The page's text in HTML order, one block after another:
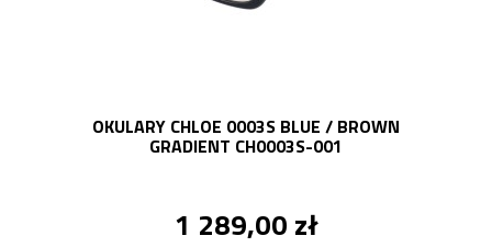
OKULARY CHLOE 0003S BLUE / BROWN
GRADIENT CH0003S-001
1 289,00 zł